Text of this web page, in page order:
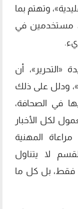
وتهتم بما
مستخدمين في
«التحرير»، أن
ودلل على ذلك
في الصحافة،
لكل الأخبار
المهنية
لا يتناول
فقط، بل كل ما